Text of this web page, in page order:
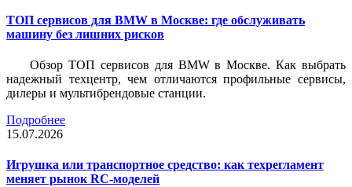
ТОП сервисов для BMW в Москве: где обслуживать
машину без лишних рисков
Обзор ТОП сервисов для BMW в Москве. Как выбрать
надежный техцентр, чем отличаются профильные сервисы,
дилеры и мультибрендовые станции.
Подробнее
15.07.2026
Игрушка или транспортное средство: как техрегламент
меняет рынок RC-моделей